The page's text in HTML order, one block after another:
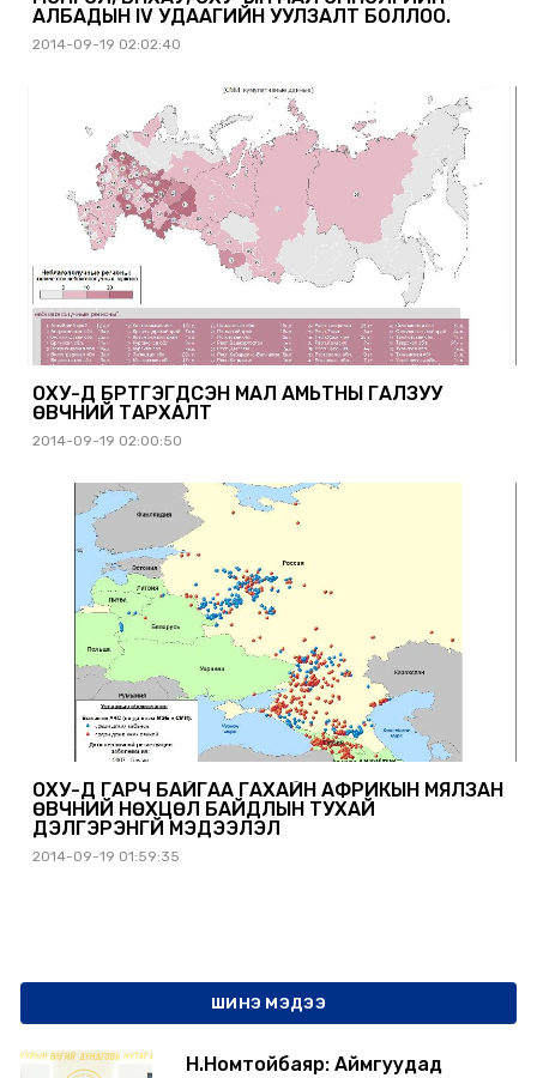
АЛБАДЫН IV УДААГИЙН УУЛЗАЛТ БОЛЛОО.
2014-09-19 02:02:40
ОХУ-Д БҮРТГЭГДСЭН МАЛ АМЬТНЫ ГАЛЗУУ
ӨВЧНИЙ ТАРХАЛТ
2014-09-19 02:00:50
ОХУ-Д ГАРЧ БАЙГАА ГАХАЙН АФРИКЫН МЯЛЗАН
ӨВЧНИЙ НӨХЦӨЛ БАЙДЛЫН ТУХАЙ
ДЭЛГЭРЭНГҮЙ МЭДЭЭЛЭЛ
2014-09-19 01:59:35
ШИНЭ МЭДЭЭ
Н.Номтойбаяр: Аймгуудад